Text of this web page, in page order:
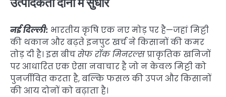
नई दिल्ली: भारतीय कृषि एक नए मोड़ पर है—जहां मिट्टी
की थकान और बढ़ते इनपुट खर्च ने किसानों की कमर
तोड़ दी है। इस बीचसेफ रॉक मिनरल्सप्राकृतिक खनिजों
पर आधारित एक ऐसा नवाचार है जो न केवल मिट्टी को
पुनर्जीवित करता है, बल्कि फसल की उपज और किसानों
की आय दोनों को बढ़ाता है।